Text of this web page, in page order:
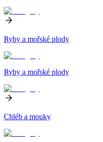
Ryby a mořské plody
Ryby a mořské plody
Chléb a mouky